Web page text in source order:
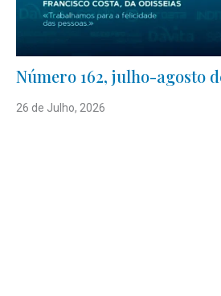
Número 162, julho-agosto
26 de Julho, 2026